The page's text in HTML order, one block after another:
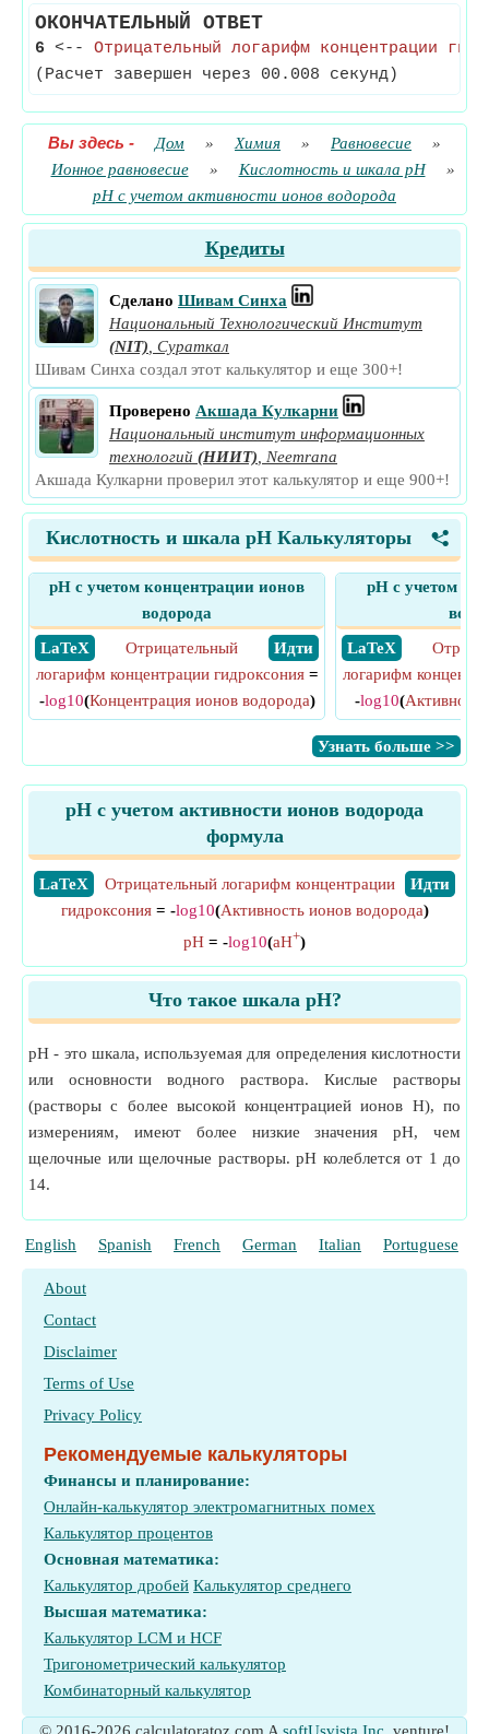
ОКОНЧАТЕЛЬНЫЙ ОТВЕТ
6 <-- Отрицательный логарифм концентрации
(Расчет завершен через 00.008 секунд)
Вы здесь - Дом » Химия » Равновесие
»
Ионное равновесие
» Кислотность и шкала pH
»
pH с учетом активности ионов водорода
Кредиты
Сделано Шивам Синха
Национальный Технологический Институт
(NIT) Сураткал
Шивам Синха создал этот калькулятор и еще 300+!
Проверено Акшада Кулкарни
Национальный институт информационных
технологий (НИИТ)
Neemrana
Акшада Кулкарни проверил этот калькулятор и еще 900+!
<
Кислотность и шкала pH Калькуляторы
рН с учетом концентрации ионов
водорода
​ LaTeX
​ Идти
Отрицательный
логарифм концентрации гидроксония=
-log10(Концентрация ионов водорода)
pH с учетом
​ LaTeX
логарифм
-log10(
​Узнать больше >>
pH с учетом активности ионов водорода
формула
​LaTeX ​Идти
Отрицательный логарифм концентрации
гидроксония= -log10(Активность ионов водорода)
pH = -log10(aH+)
Что такое шкала pH?
pH - это шкала, используемая для определения кислотности
или основности водного раствора. Кислые растворы
(растворы с более высокой концентрацией ионов H), по
измерениям, имеют более низкие значения pH, чем
щелочные или щелочные растворы. pH колеблется от 1 до
14.
English Spanish French German Italian Portuguese
About
Contact
Disclaimer
Terms of Use
Privacy Policy
Рекомендуемые калькуляторы
Финансы и планирование:
Онлайн-калькулятор электромагнитных помех
Калькулятор процентов
Основная математика:
Калькулятор дробей Калькулятор среднего
Высшая математика:
Калькулятор LCM и HCF
Тригонометрический калькулятор
Комбинаторный калькулятор